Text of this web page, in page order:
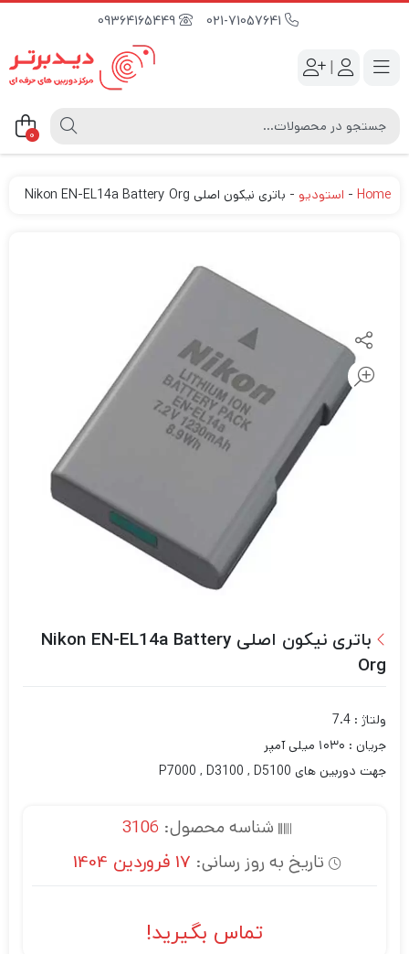
09364165449
|
0
Home
- استودیو - باتری نیکون اصلی Nikon EN-EL14a Battery Org
باتری نیکون اصلی Nikon EN-EL14a Battery
Org
ولتاژ : 7.4
جریان : ۱۰۳۰ میلی آمپر
جهت دوربین های P7000 , D3100 , D5100
شناسه محصول: 3106
تاریخ به روز رسانی: 17 فروردین 1404
تماس بگیرید!